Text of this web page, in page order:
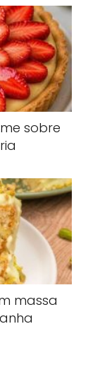
sobre
massa